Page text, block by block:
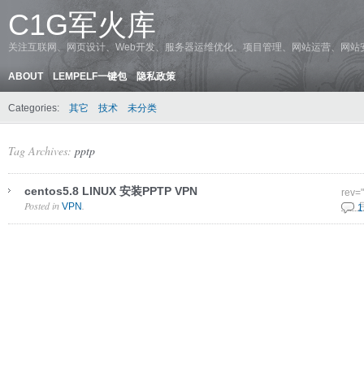
C1G军火库
关注互联网、网页设计、Web开发、服务器运维优化、项目管理、网站运营、网
ABOUT LEMPELF一键包 隐私政策
Categories: 其它 技术 未分类
Tag Archives: pptp
centos5.8 LINUX 安装PPTP VPN
6 6
Posted in VPN